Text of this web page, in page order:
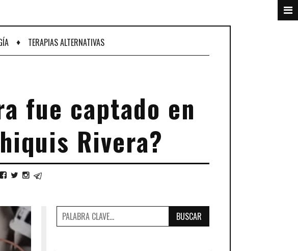
♦ TERAPIAS ALTERNATIVAS
fue captado en
Rivera?
BUSCAR